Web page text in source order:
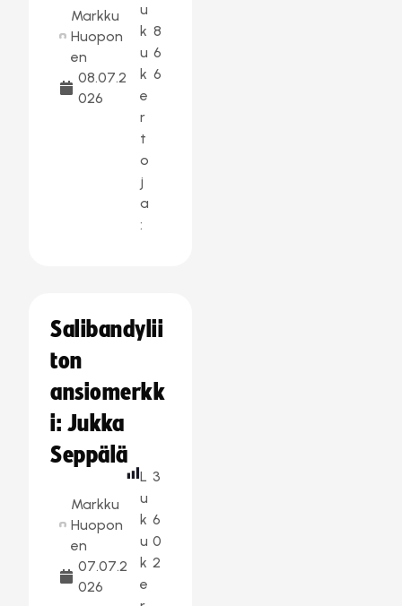
Markku
Huopon
en
08.07.2
026
u
k
u
k
e
r
t
o
j
a
:
8
6
6
Salibandylii
ton
ansiomerkk
i: Jukka
Seppälä
Markku
Huopon
en
07.07.2
026
L
u
k
u
k
e
3
6
0
2